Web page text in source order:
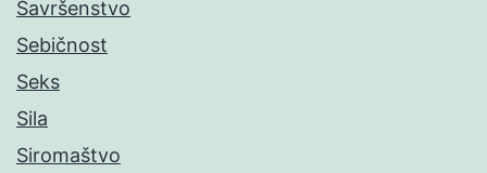
Savršenstvo
Sebičnost
Seks
Sila
Siromaštvo